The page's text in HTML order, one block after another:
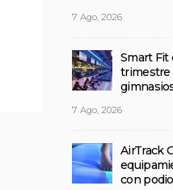
7 Ago, 2026
Smart Fit
trimestre
7 Ago, 2026
AirTrack
con